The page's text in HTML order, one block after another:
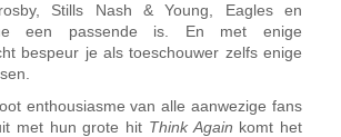
Stills Nash & Young, Eagles en
een passende is. En met enige
bespeur je als toeschouwer zelfs enige
enthousiasme van alle aanwezige fans
met hun grote hit Think Again komt het